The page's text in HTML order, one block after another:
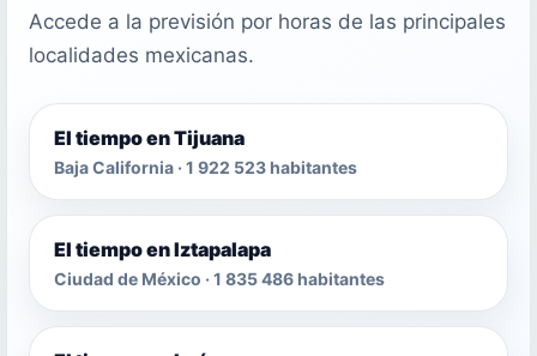
Accede a la previsión por horas de las principales
localidades mexicanas.
El tiempo en Tijuana
Baja California · 1 922 523 habitantes
El tiempo en Iztapalapa
Ciudad de México · 1 835 486 habitantes